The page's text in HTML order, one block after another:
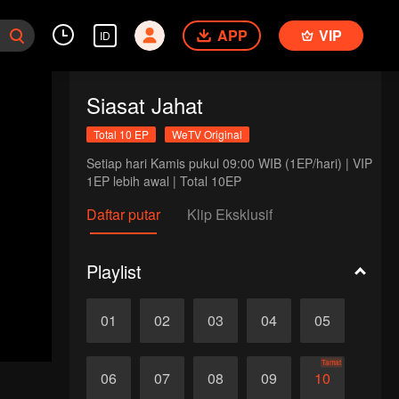
ID APP VIP
Siasat Jahat
Total 10 EP WeTV Original
Setiap hari Kamis pukul 09:00 WIB (1EP/hari) | VIP
1EP lebih awal | Total 10EP
Daftar putar Klip Eksklusif
Playlist
01 02 03 04 05
06 07 08 09 10
Tamat